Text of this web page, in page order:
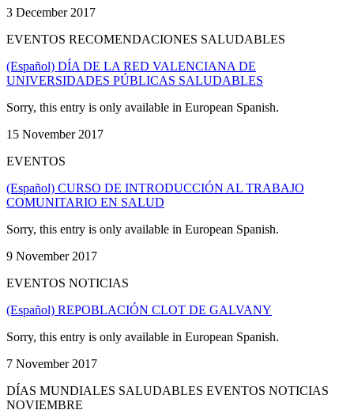
3 December 2017
EVENTOS RECOMENDACIONES SALUDABLES
(Español) DÍA DE LA RED VALENCIANA DE
UNIVERSIDADES PÚBLICAS SALUDABLES
Sorry, this entry is only available in European Spanish.
15 November 2017
EVENTOS
(Español) CURSO DE INTRODUCCIÓN AL TRABAJO
COMUNITARIO EN SALUD
Sorry, this entry is only available in European Spanish.
9 November 2017
EVENTOS NOTICIAS
(Español) REPOBLACIÓN CLOT DE GALVANY
Sorry, this entry is only available in European Spanish.
7 November 2017
DÍAS MUNDIALES SALUDABLES EVENTOS NOTICIAS
NOVIEMBRE